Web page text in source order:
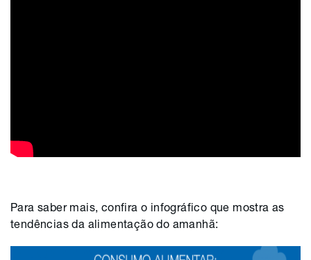
Para saber mais, confira o infográfico que mostra as
tendências da alimentação do amanhã: